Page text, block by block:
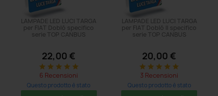
LAMPADE LED LUCI TARGA
per FIAT Dobló specifico
serie TOP CANBUS
22,00 €
star star star star star
6 Recensioni
Questo prodotto è stato
LAMPADE LED LUCI TARGA
per FIAT Dobló II specifico
serie TOP CANBUS
20,00 €
star star star star star
3 Recensioni
Questo prodotto è stato